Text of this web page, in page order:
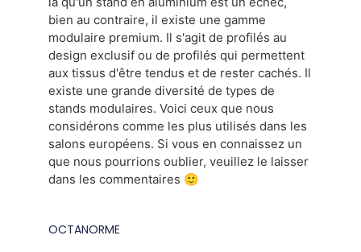
bien au contraire, il existe une gamme
modulaire premium. Il s'agit de profilés au
design exclusif ou de profilés qui permettent
aux tissus d'être tendus et de rester cachés. Il
existe une grande diversité de types de
stands modulaires. Voici ceux que nous
considérons comme les plus utilisés dans les
salons européens. Si vous en connaissez un
que nous pourrions oublier, veuillez le laisser
dans les commentaires 🙂
OCTANORME